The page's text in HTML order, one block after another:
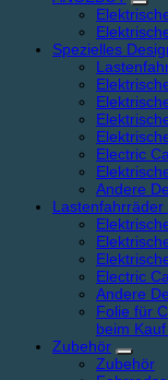
Spezielles
Electric
Andere
Lastenfahrräder
Electric
Andere
Folie für
beim
Zubehör
Zubehör